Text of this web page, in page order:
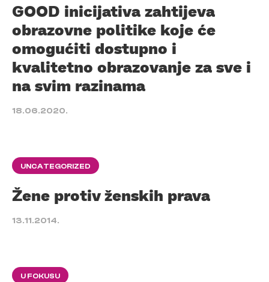
GOOD inicijativa zahtijeva
obrazovne politike koje će
omogućiti dostupno i
kvalitetno obrazovanje za sve i
na svim razinama
18.06.2020.
UNCATEGORIZED
Žene protiv ženskih prava
13.11.2014.
U FOKUSU